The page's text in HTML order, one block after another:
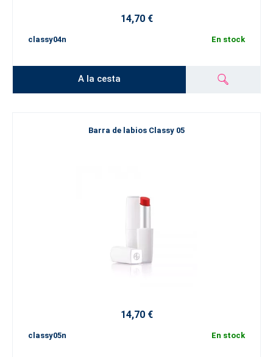
14,70 €
classy04n En stock
A la cesta
Barra de labios Classy 05
14,70 €
classy05n En stock